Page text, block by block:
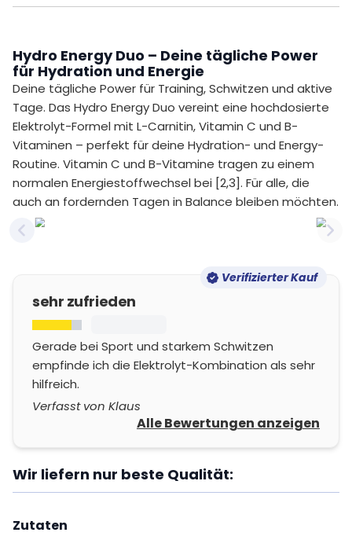
Hydro Energy Duo – Deine tägliche Power
für Hydration und Energie
Deine tägliche Power für Training, Schwitzen und aktive
Tage. Das Hydro Energy Duo vereint eine hochdosierte
Elektrolyt-Formel mit L-Carnitin, Vitamin C und B-
Vitaminen – perfekt für deine Hydration- und Energy-
Routine. Vitamin C und B-Vitamine tragen zu einem
normalen Energiestoffwechsel bei [2,3]. Für alle, die
auch an fordernden Tagen in Balance bleiben möchten.
Previous slide
Verifizierter Kauf
sehr zufrieden
Gerade bei Sport und starkem Schwitzen
empfinde ich die Elektrolyt-Kombination als sehr
hilfreich.
Verfasst von Klaus
Alle Bewertungen anzeigen
Wir liefern nur beste Qualität:
Zutaten